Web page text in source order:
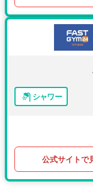
シャワー
公式サイトで